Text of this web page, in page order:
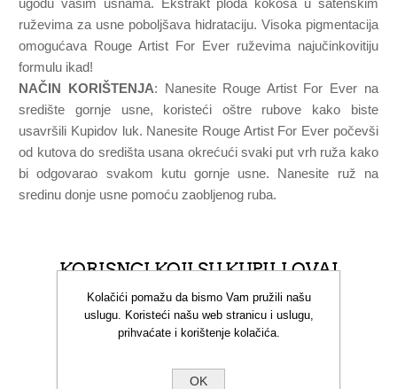
ruževima za usne poboljšava hidrataciju. Visoka pigmentacija
omogućava Rouge Artist For Ever ruževima najučinkovitiju
formulu ikad!
NAČIN KORIŠTENJA: Nanesite Rouge Artist For Ever na
središte gornje usne, koristeći oštre rubove kako biste
usavršili Kupidov luk. Nanesite Rouge Artist For Ever počevši
od kutova do središta usana okrećući svaki put vrh ruža kako
bi odgovarao svakom kutu gornje usne. Nanesite ruž na
sredinu donje usne pomoću zaobljenog ruba.
KORISNCI KOJI SU KUPILI OVAJ
PROIZVOD TAKOĐER SU KUPILI
Kolačići pomažu da bismo Vam pružili našu
uslugu. Koristeći našu web stranicu i uslugu,
prihvaćate i korištenje kolačića.
OK